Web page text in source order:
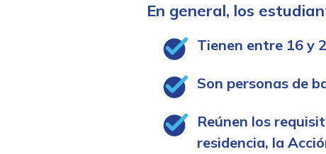
En general, los
Tienen entre 16 y
Son personas de
Reúnen los
residencia, la